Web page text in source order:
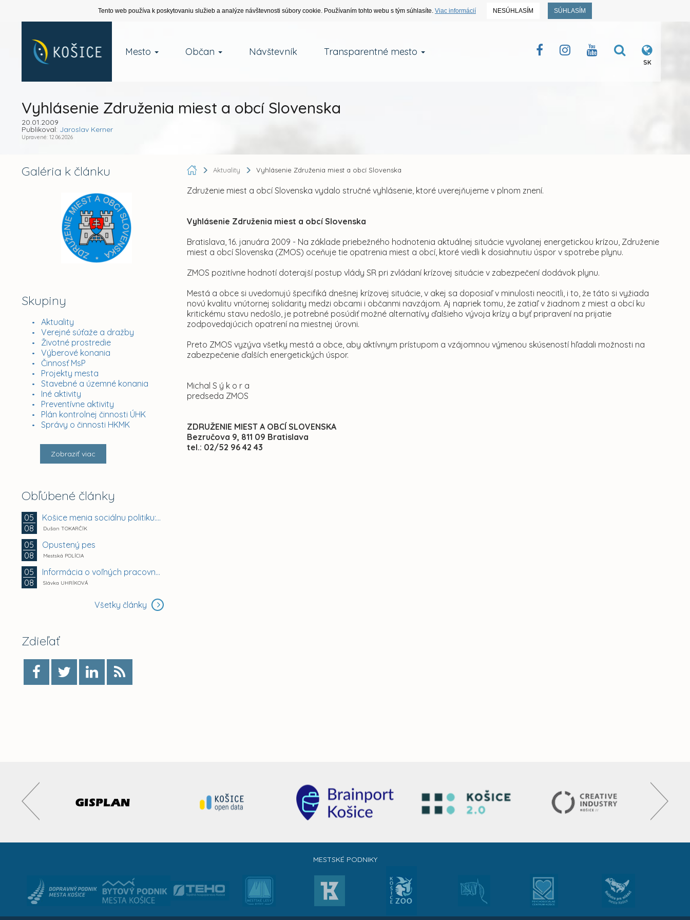
Tento web používa k poskytovaniu služieb a analýze návštevnosti súbory cookie. Používaním tohto webu s tým súhlasíte. Viac informácií NESÚHLASÍM SÚHLASÍM
Mesto Občan Návštevník Transparentné mesto
SK
Vyhlásenie Združenia miest a obcí Slovenska
20.01.2009
Publikoval: Jaroslav Kerner
Upravené: 12.06.2026
Galéria k článku
Skupiny
Aktuality
Verejné súťaže a dražby
Životné prostredie
Výberové konania
Činnosť MsP
Projekty mesta
Stavebné a územné konania
Iné aktivity
Preventívne aktivity
Plán kontrolnej činnosti ÚHK
Správy o činnosti HKMK
Zobraziť viac
Obľúbené články
05
08
Košice menia sociálnu politiku: chránia mestské byty...
Dušan TOKARČÍK
05
08
Opustený pes
Mestská POLÍCIA
05
08
Informácia o voľných pracovných miestach -...
Slávka UHRÍKOVÁ
Všetky články
Zdieľať
Aktuality Vyhlásenie Združenia miest a obcí Slovenska
Združenie miest a obcí Slovenska vydalo stručné vyhlásenie, ktoré uverejňujeme v plnom znení.
Vyhlásenie Združenia miest a obcí Slovenska
Bratislava, 16. januára 2009 - Na základe priebežného hodnotenia aktuálnej situácie vyvolanej energetickou krízou, Združenie
miest a obcí Slovenska (ZMOS) oceňuje tie opatrenia miest a obcí, ktoré viedli k dosiahnutiu úspor v spotrebe plynu.
ZMOS pozitívne hodnotí doterajší postup vlády SR pri zvládaní krízovej situácie v zabezpečení dodávok plynu.
Mestá a obce si uvedomujú špecifiká dnešnej krízovej situácie, v akej sa doposiaľ v minulosti neocitli, i to, že táto si vyžiada
novú kvalitu vnútornej solidarity medzi obcami i občanmi navzájom. Aj napriek tomu, že zatiaľ v žiadnom z miest a obcí ku
kritickému stavu nedošlo, je potrebné posúdiť možné alternatívy ďalšieho vývoja krízy a byť pripravení na prijatie
zodpovedajúcich opatrení na miestnej úrovni.
Preto ZMOS vyzýva všetky mestá a obce, aby aktívnym prístupom a vzájomnou výmenou skúseností hľadali možnosti na
zabezpečenie ďalších energetických úspor.
Michal S ý k o r a
predseda ZMOS
ZDRUŽENIE MIEST A OBCÍ SLOVENSKA
Bezručova 9, 811 09 Bratislava
tel.: 02/52 96 42 43
MESTSKÉ PODNIKY